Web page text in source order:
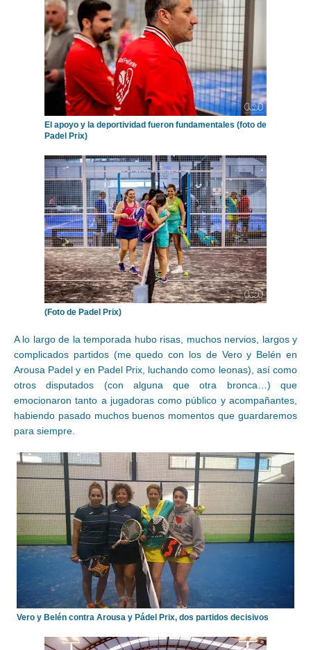
El apoyo y la deportividad fueron fundamentales (foto de
Padel Prix)
(Foto de Padel Prix)
A lo largo de la temporada hubo risas, muchos nervios, largos y
complicados partidos (me quedo con los de Vero y Belén en
Arousa Padel y en Padel Prix, luchando como leonas), así como
otros disputados (con alguna que otra bronca…) que
emocionaron tanto a jugadoras como público y acompañantes,
habiendo pasado muchos buenos momentos que guardaremos
para siempre.
Vero y Belén contra Arousa y Pádel Prix, dos partidos decisivos